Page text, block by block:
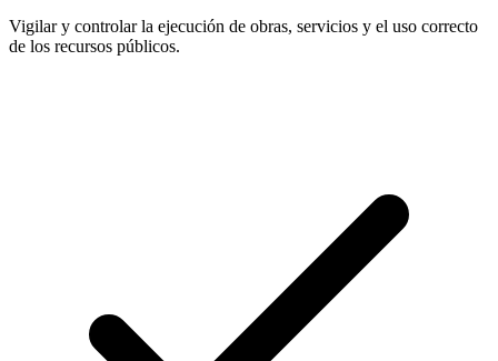
Vigilar y controlar la ejecución de obras, servicios y el uso correcto
de los recursos públicos.